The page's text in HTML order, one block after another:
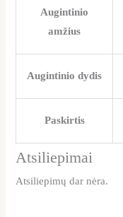
Augintinio
amžius
Augintinio dydis
Paskirtis
Atsiliepimai
Atsiliepimų dar nėra.